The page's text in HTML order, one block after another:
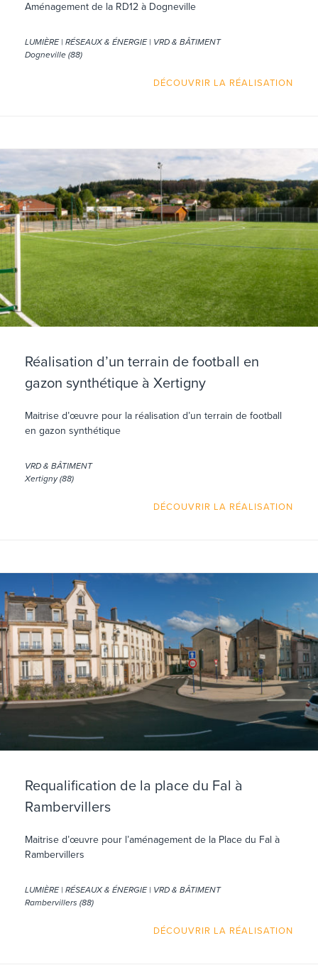
Aménagement de la RD12 à Dogneville
LUMIÈRE | RÉSEAUX & ÉNERGIE | VRD & BÂTIMENT
Dogneville (88)
DÉCOUVRIR LA RÉALISATION
Réalisation d’un terrain de football en
gazon synthétique à Xertigny
Maitrise d’œuvre pour la réalisation d’un terrain de football
en gazon synthétique
VRD & BÂTIMENT
Xertigny (88)
DÉCOUVRIR LA RÉALISATION
Requalification de la place du Fal à
Rambervillers
Maitrise d’œuvre pour l’aménagement de la Place du Fal à
Rambervillers
LUMIÈRE | RÉSEAUX & ÉNERGIE | VRD & BÂTIMENT
Rambervillers (88)
DÉCOUVRIR LA RÉALISATION